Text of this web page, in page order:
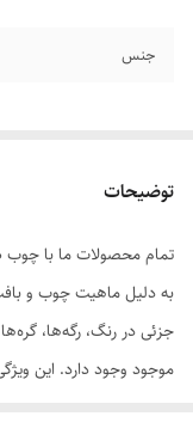
جنس
توضیحات
تمام محصولات ما با چوب
به دلیل ماهیت چوب و
جزئی در رنگ، رگه‌ها،
موجود وجود دارد. این